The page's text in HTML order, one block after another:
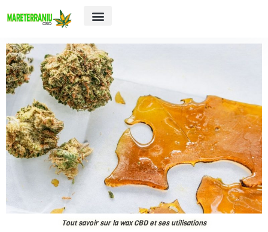
Tout savoir sur la wax CBD et ses utilisations